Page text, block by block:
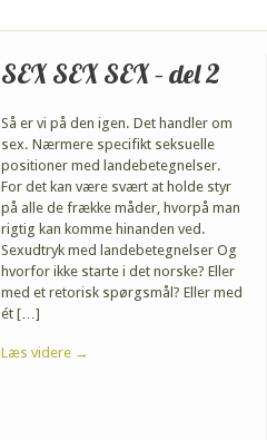
SEX SEX SEX – del 2
Så er vi på den igen. Det handler om
sex. Nærmere specifikt seksuelle
positioner med landebetegnelser.
For det kan være svært at holde styr
på alle de frække måder, hvorpå man
rigtig kan komme hinanden ved.
Sexudtryk med landebetegnelser Og
hvorfor ikke starte i det norske? Eller
med et retorisk spørgsmål? Eller med
ét […]
Læs videre →